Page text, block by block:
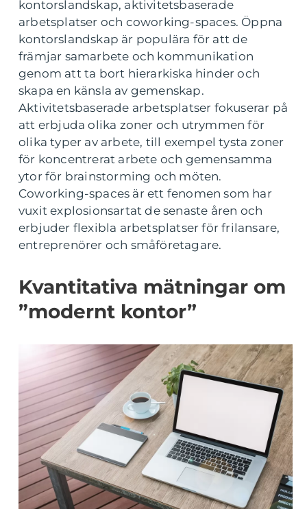
kontorslandskap, aktivitetsbaserade
arbetsplatser och coworking-spaces. Öppna
kontorslandskap är populära för att de
främjar samarbete och kommunikation
genom att ta bort hierarkiska hinder och
skapa en känsla av gemenskap.
Aktivitetsbaserade arbetsplatser fokuserar på
att erbjuda olika zoner och utrymmen för
olika typer av arbete, till exempel tysta zoner
för koncentrerat arbete och gemensamma
ytor för brainstorming och möten.
Coworking-spaces är ett fenomen som har
vuxit explosionsartat de senaste åren och
erbjuder flexibla arbetsplatser för frilansare,
entreprenörer och småföretagare.
Kvantitativa mätningar om
”modernt kontor”